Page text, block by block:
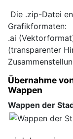
Die .zip-Datei
Grafikformaten:
.ai
(transparenter
Übernahme
Wappen
Wappen der